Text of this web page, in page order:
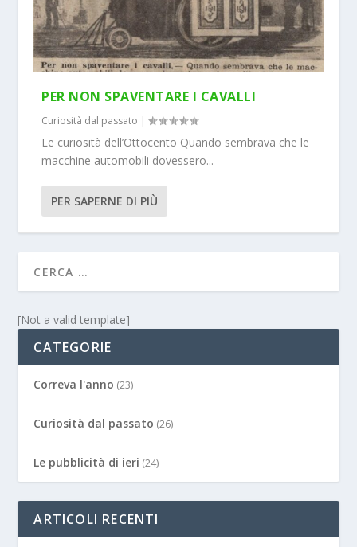
PER NON SPAVENTARE I CAVALLI
Curiosità dal passato |
Le curiosità dell’Ottocento Quando sembrava che le
macchine automobili dovessero...
PER SAPERNE DI PIÙ
[Not a valid template]
CATEGORIE
Correva l'anno (23)
Curiosità dal passato (26)
Le pubblicità di ieri (24)
ARTICOLI RECENTI